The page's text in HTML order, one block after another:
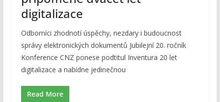
digitalizace
Odborníci zhodnotí úspěchy, nezdary i budoucnost
správy elektronických dokumentů Jubilejní 20. ročník
Konference CNZ ponese podtitul Inventura 20 let
digitalizace a nabídne jedinečnou
Read More